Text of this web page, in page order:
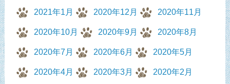
2021年1月 2020年12月 2020年11月
2020年10月 2020年9月 2020年8月
2020年7月 2020年6月 2020年5月
2020年4月 2020年3月 2020年2月